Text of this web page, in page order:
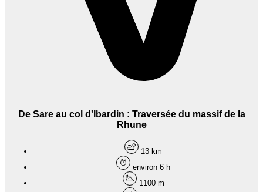
De Sare au col d'Ibardin : Traversée du massif de la
Rhune
13 km
environ 6 h
1100 m